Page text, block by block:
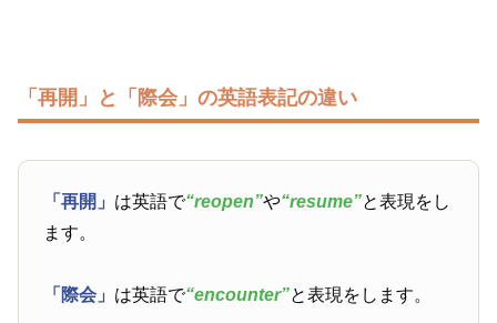
「再開」と「際会」の英語表記の違い
「再開」 は英語で“reopen”や“resume”と表現をし
ます。
「際会」 は英語で“encounter”と表現をします。